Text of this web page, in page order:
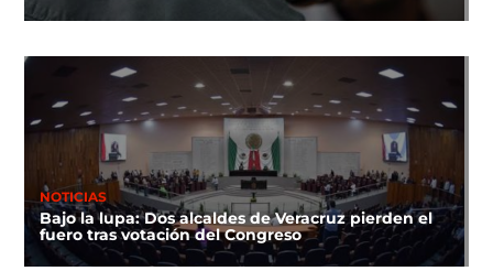
NOTICIAS
Bajo la lupa: Dos alcaldes de Veracruz pierden el
fuero tras votación del Congreso